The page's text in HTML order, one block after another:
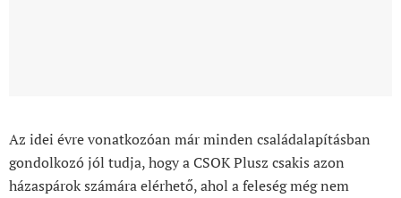
Az idei évre vonatkozóan már minden családalapításban
gondolkozó jól tudja, hogy a CSOK Plusz csakis azon
házaspárok számára elérhető, ahol a feleség még nem